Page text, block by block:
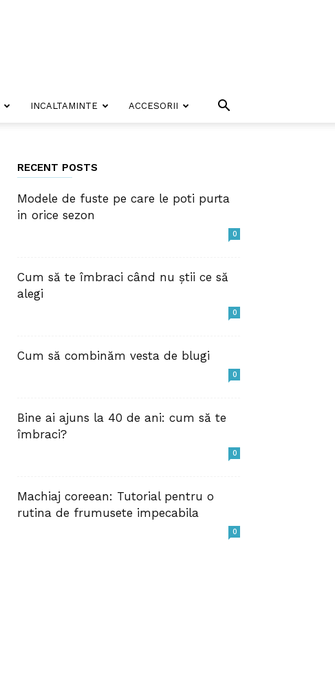
INCALTAMINTE ACCESORII
RECENT POSTS
Modele de fuste pe care le poti purta
in orice sezon
0
Cum să te îmbraci când nu știi ce să
alegi
0
Cum să combinăm vesta de blugi
0
Bine ai ajuns la 40 de ani: cum să te
îmbraci?
0
Machiaj coreean: Tutorial pentru o
rutina de frumusete impecabila
0